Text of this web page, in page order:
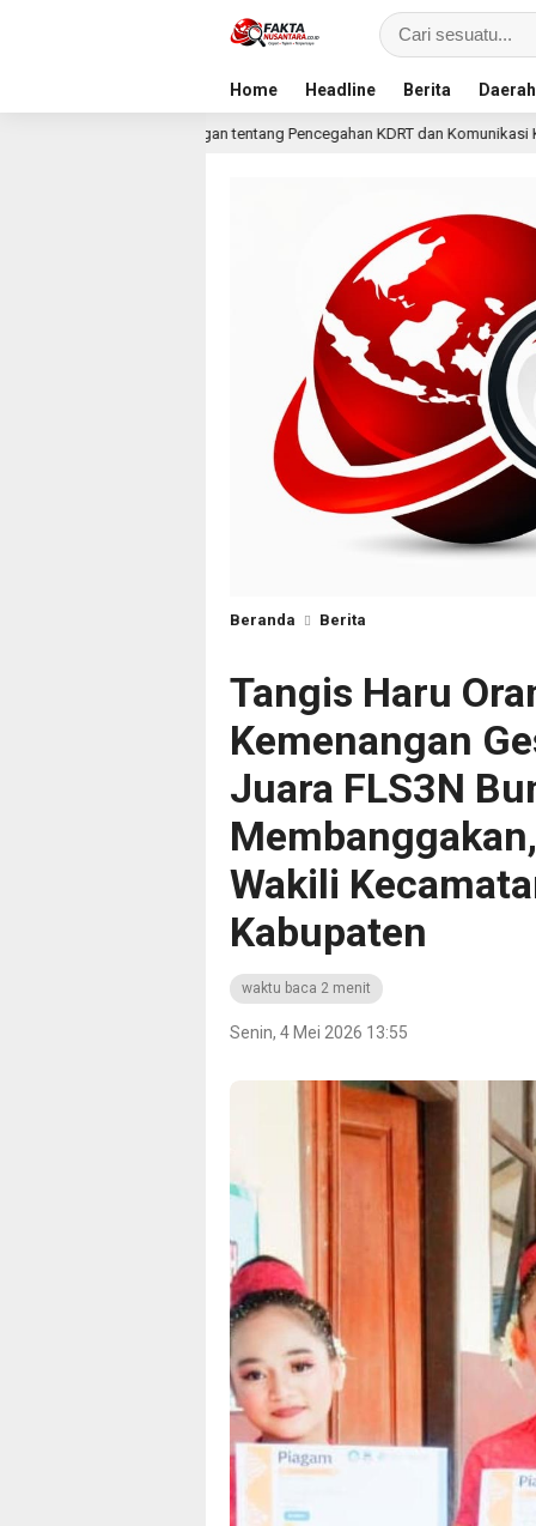
Home Headline Berita Daerah
tentang Pencegahan KDRT dan Komunikasi Keluarga 13
Beranda Berita
Tangis Haru
Kemenangan
Juara FLS3N
Wakili
Kabupaten
waktu baca 2 menit
Senin, 4 Mei 2026 13:55